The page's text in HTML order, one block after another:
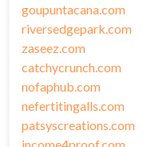
goupuntacana.com
riversedgepark.com
zaseez.com
catchycrunch.com
nofaphub.com
nefertitingalls.com
patsyscreations.com